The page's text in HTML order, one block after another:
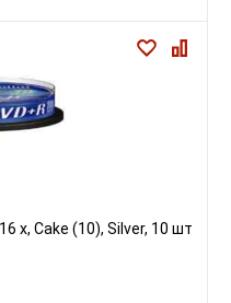
х, Cake (10), Silver, 10 шт